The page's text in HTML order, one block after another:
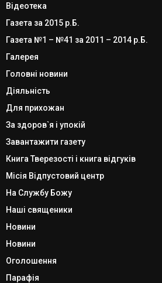
Відеотека
Газета за 2015 р.Б.
Газета №1 – №41 за 2011 – 2014 р.Б.
Галерея
Головні новини
Діяльність
Для прихожан
За здоров`я і упокій
Завантажити газету
Книга Тверезості і книга відгуків
Місія Відпустовий центр
На Службу Божу
Наші священики
Новини
Новини
Оголошення
Парафія